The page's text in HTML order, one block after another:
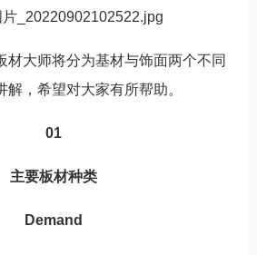
材大师将分为基材与饰面两个不同
解，希望对大家有所帮助。
01
主要板材种类
Demand